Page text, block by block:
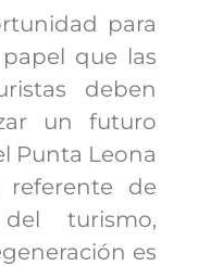
para
que las
deben
un futuro
Punta Leona
de
turismo,
es